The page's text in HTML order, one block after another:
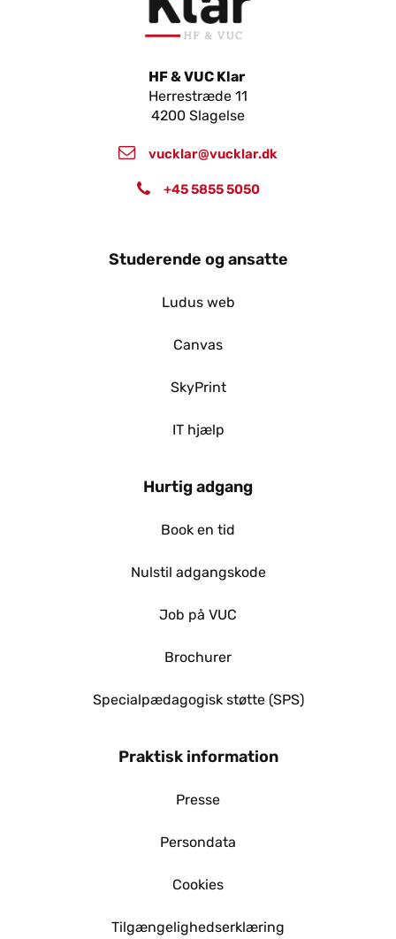
HF & VUC Klar
Herrestræde 11
4200 Slagelse
vucklar@vucklar.dk
+45 5855 5050
Studerende og ansatte
Ludus web
Canvas
SkyPrint
IT hjælp
Hurtig adgang
Book en tid
Nulstil adgangskode
Job på VUC
Brochurer
Specialpædagogisk støtte (SPS)
Praktisk information
Presse
Persondata
Cookies
Tilgængelighedserklæring